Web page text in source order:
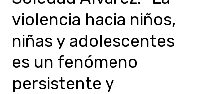
violencia hacia niños,
niñas y adolescentes
es un fenómeno
persistente y